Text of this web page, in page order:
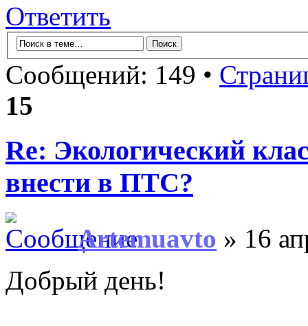
Ответить
Сообщений: 149 •
15
Re: Экологический
внести в ПТС?
Artemuavto » 16
Добрый день!